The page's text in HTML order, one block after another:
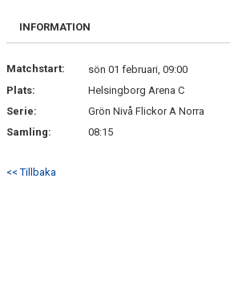
INFORMATION
Matchstart:
sön 01 februari, 09:00
Plats:
Helsingborg Arena C
Serie:
Grön Nivå Flickor A Norra
Samling:
08:15
<< Tillbaka